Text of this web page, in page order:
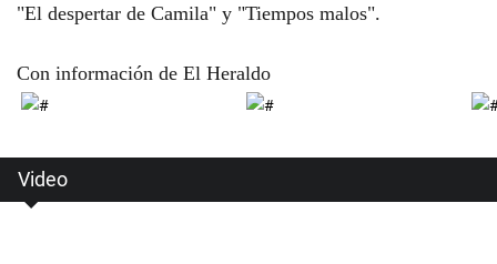
"El despertar de Camila" y "Tiempos malos".
Con información de El Heraldo
Video